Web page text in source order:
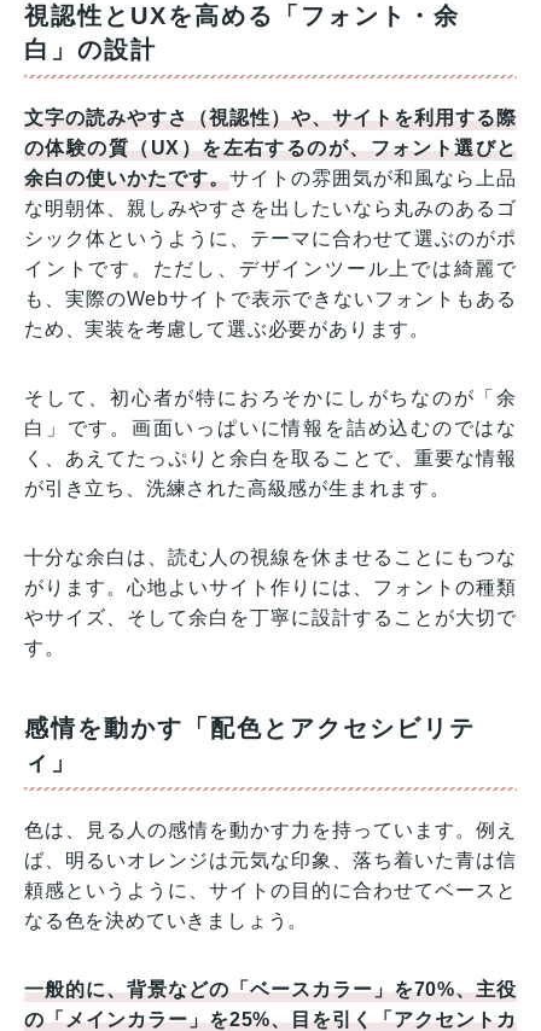
視認性とUXを高める「フォント・余
白」の設計
文字の読みやすさ（視認性）や、サイトを利用する際
の体験の質（UX）を左右するのが、フォント選びと
余白の使いかたです。サイトの雰囲気が和風なら上品
な明朝体、親しみやすさを出したいなら丸みのあるゴ
シック体というように、テーマに合わせて選ぶのがポ
イントです。ただし、デザインツール上では綺麗で
も、実際のWebサイトで表示できないフォントもある
ため、実装を考慮して選ぶ必要があります。
そして、初心者が特におろそかにしがちなのが「余
白」です。画面いっぱいに情報を詰め込むのではな
く、あえてたっぷりと余白を取ることで、重要な情報
が引き立ち、洗練された高級感が生まれます。
十分な余白は、読む人の視線を休ませることにもつな
がります。心地よいサイト作りには、フォントの種類
やサイズ、そして余白を丁寧に設計することが大切で
す。
感情を動かす「配色とアクセシビリテ
ィ」
色は、見る人の感情を動かす力を持っています。例え
ば、明るいオレンジは元気な印象、落ち着いた青は信
頼感というように、サイトの目的に合わせてベースと
なる色を決めていきましょう。
一般的に、背景などの「ベースカラー」を70%、主役
の「メインカラー」を25%、目を引く「アクセントカ